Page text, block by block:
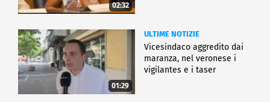
02:32
01:29
ULTIME NOTIZIE
Vicesindaco aggredito dai
maranza, nel veronese i
vigilantes e i taser